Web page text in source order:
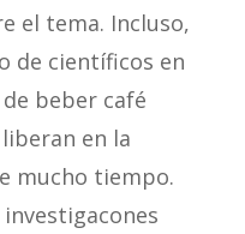
el tema. Incluso,
de científicos en
beber café
en la
mucho tiempo.